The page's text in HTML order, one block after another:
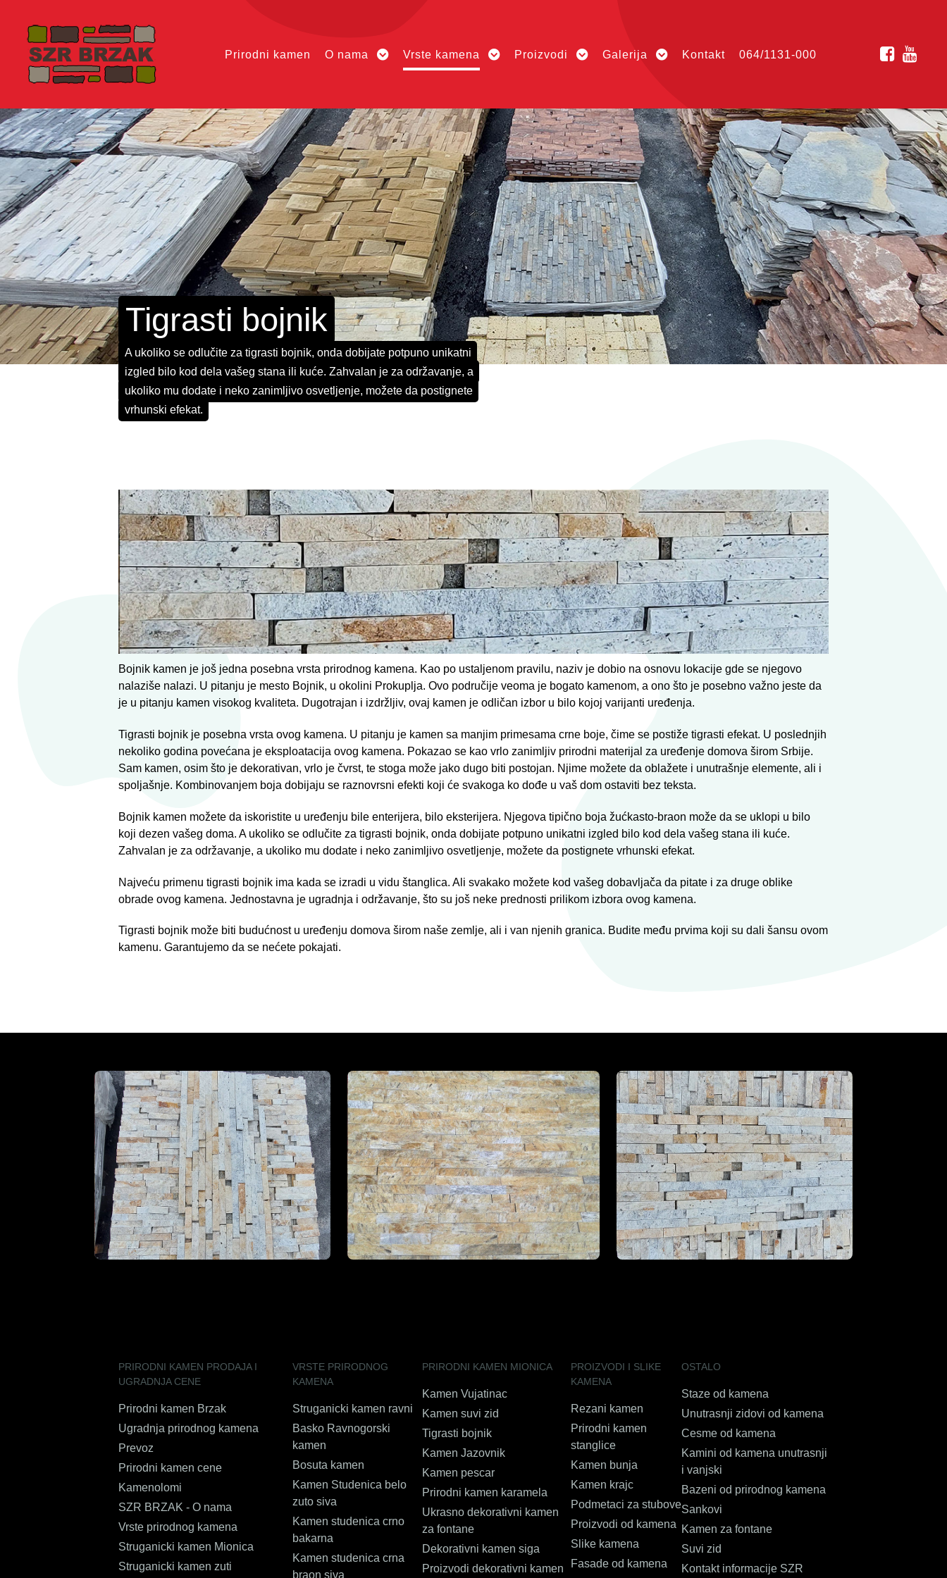
Prirodni kamen O nama Vrste kamena Proizvodi Galerija Kontakt 064/1131-000
Tigrasti bojnik
A ukoliko se odlučite za tigrasti bojnik, onda dobijate potpuno unikatni
izgled bilo kod dela vašeg stana ili kuće. Zahvalan je za održavanje, a
ukoliko mu dodate i neko zanimljivo osvetljenje, možete da postignete
vrhunski efekat.
Bojnik kamen je još jedna posebna vrsta prirodnog kamena. Kao po ustaljenom pravilu, naziv je dobio na osnovu lokacije gde se njegovo
nalaziše nalazi. U pitanju je mesto Bojnik, u okolini Prokuplja. Ovo područije veoma je bogato kamenom, a ono što je posebno važno jeste da
je u pitanju kamen visokog kvaliteta. Dugotrajan i izdržljiv, ovaj kamen je odličan izbor u bilo kojoj varijanti uređenja.
Tigrasti bojnik je posebna vrsta ovog kamena. U pitanju je kamen sa manjim primesama crne boje, čime se postiže tigrasti efekat. U poslednjih
nekoliko godina povećana je eksploatacija ovog kamena. Pokazao se kao vrlo zanimljiv prirodni materijal za uređenje domova širom Srbije.
Sam kamen, osim što je dekorativan, vrlo je čvrst, te stoga može jako dugo biti postojan. Njime možete da oblažete i unutrašnje elemente, ali i
spoljašnje. Kombinovanjem boja dobijaju se raznovrsni efekti koji će svakoga ko dođe u vaš dom ostaviti bez teksta.
Bojnik kamen možete da iskoristite u uređenju bile enterijera, bilo eksterijera. Njegova tipično boja žućkasto-braon može da se uklopi u bilo
koji dezen vašeg doma. A ukoliko se odlučite za tigrasti bojnik, onda dobijate potpuno unikatni izgled bilo kod dela vašeg stana ili kuće.
Zahvalan je za održavanje, a ukoliko mu dodate i neko zanimljivo osvetljenje, možete da postignete vrhunski efekat.
Najveću primenu tigrasti bojnik ima kada se izradi u vidu štanglica. Ali svakako možete kod vašeg dobavljača da pitate i za druge oblike
obrade ovog kamena. Jednostavna je ugradnja i održavanje, što su još neke prednosti prilikom izbora ovog kamena.
Tigrasti bojnik može biti budućnost u uređenju domova širom naše zemlje, ali i van njenih granica. Budite među prvima koji su dali šansu ovom
kamenu. Garantujemo da se nećete pokajati.
PRIRODNI KAMEN PRODAJA I
UGRADNJA CENE
Prirodni kamen Brzak
Ugradnja prirodnog kamena
Prevoz
Prirodni kamen cene
Kamenolomi
SZR BRZAK - O nama
Vrste prirodnog kamena
Struganicki kamen Mionica
Struganicki kamen zuti
VRSTE PRIRODNOG
KAMENA
Struganicki kamen ravni
Basko Ravnogorski
kamen
Bosuta kamen
Kamen Studenica belo
zuto siva
Kamen studenica crno
bakarna
Kamen studenica crna
braon siva
PRIRODNI KAMEN MIONICA
Kamen Vujatinac
Kamen suvi zid
Tigrasti bojnik
Kamen Jazovnik
Kamen pescar
Prirodni kamen karamela
Ukrasno dekorativni kamen
za fontane
Dekorativni kamen siga
Proizvodi dekorativni kamen
PROIZVODI I SLIKE
KAMENA
Rezani kamen
Prirodni kamen
stanglice
Kamen bunja
Kamen krajc
Podmetaci za stubove
Proizvodi od kamena
Slike kamena
Fasade od kamena
OSTALO
Staze od kamena
Unutrasnji zidovi od kamena
Cesme od kamena
Kamini od kamena unutrasnji
i vanjski
Bazeni od prirodnog kamena
Sankovi
Kamen za fontane
Suvi zid
Kontakt informacije SZR